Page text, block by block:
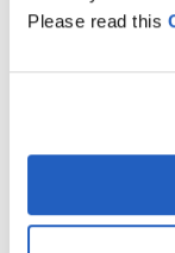
Please read this
basata sulla
affrontare in
direttamente i
spingendo al